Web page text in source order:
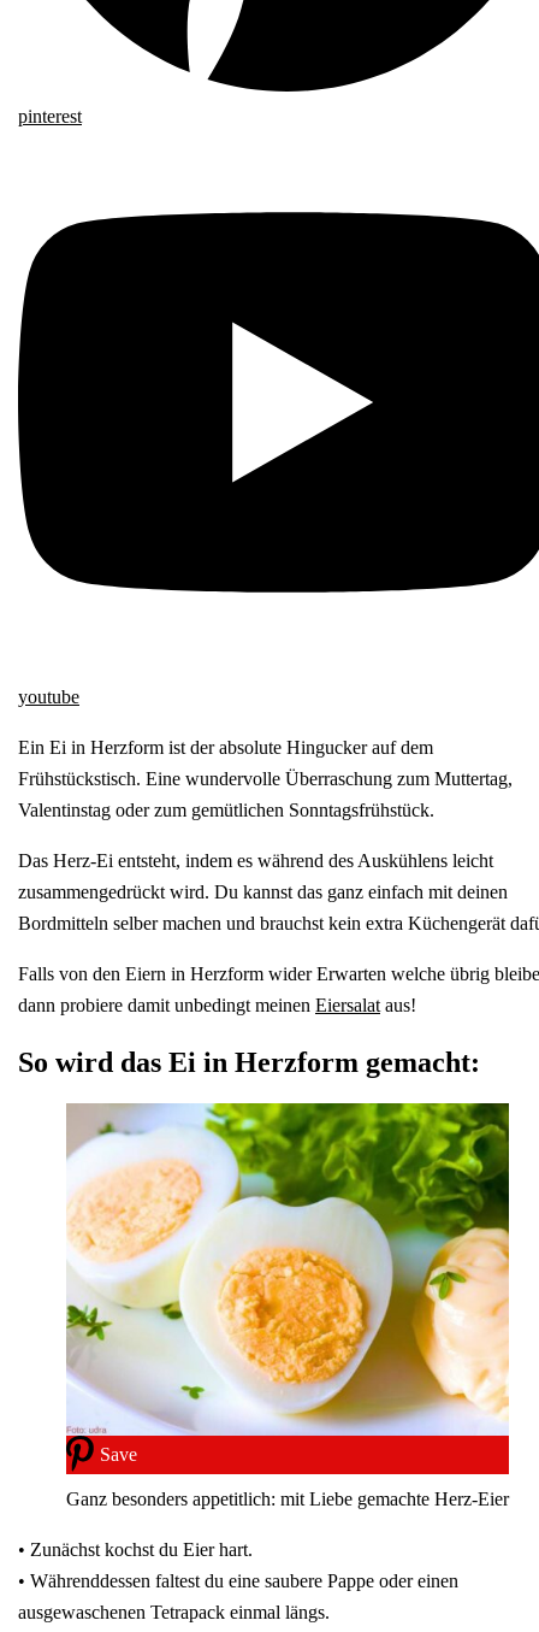
pinterest
youtube
Ein Ei in Herzform ist der absolute Hingucker auf dem
Frühstückstisch. Eine wundervolle Überraschung zum Muttertag,
Valentinstag oder zum gemütlichen Sonntagsfrühstück.
Das Herz-Ei entsteht, indem es während des Auskühlens leicht
zusammengedrückt wird. Du kannst das ganz einfach mit deinen
Bordmitteln selber machen und brauchst kein extra Küchengerät
Falls von den Eiern in Herzform wider Erwarten welche übrig
dann probiere damit unbedingt meinen Eiersalataus!
So wird das Ei in Herzform gemacht:
Save
Ganz besonders appetitlich: mit Liebe gemachte Herz-Eier
• Zunächst kochst du Eier hart.
• Währenddessen faltest du eine saubere Pappe oder einen
ausgewaschenen Tetrapack einmal längs.